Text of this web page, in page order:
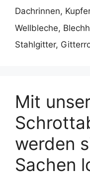
Dachrinnen,
Wellbleche,
Stahlgitter,
Mit
werden
Sachen